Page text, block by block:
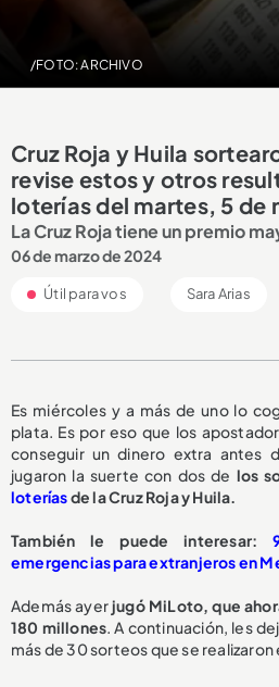
/FOTO: ARCHIVO
Cruz Roja y Huila
revise estos y otros
loterías del martes, 5 de
La Cruz Roja tiene un premio
06 de marzo de 2024
Útil para vos Sara Arias
Es miércoles y a más de uno lo
plata. Es por eso que los
conseguir un dinero extra antes
jugaron la suerte con dos de los
loteríasde la Cruz Roja y Huila.
También le puede interesar:
emergencias para extranjeros en
Además ayerjugó MiLoto, que
180 millones. A continuación, les
más de 30 sorteos que se realizaron